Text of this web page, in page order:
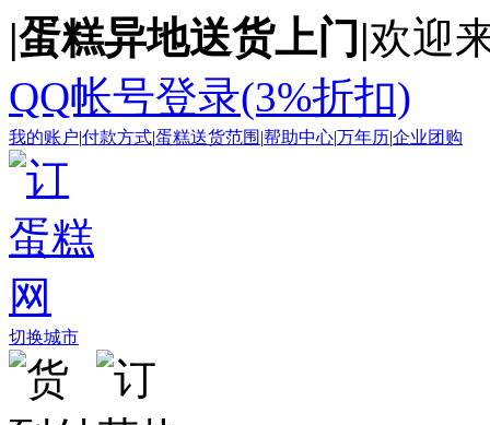
|蛋糕异地送货上门|欢迎
QQ帐号登录(3%折扣)
我的账户|付款方式|蛋糕送货范围 |帮助中心|万年历|企业团购
切换城市